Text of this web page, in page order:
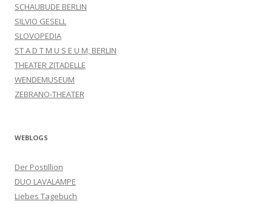
SCHAUBUDE BERLIN
SILVIO GESELL
SLOVOPEDIA
ST A D T M U S E U M, BERLIN
THEATER ZITADELLE
WENDEMUSEUM
ZEBRANO-THEATER
WEBLOGS
Der Postillion
DUO LAVALAMPE
Liebes Tagebuch